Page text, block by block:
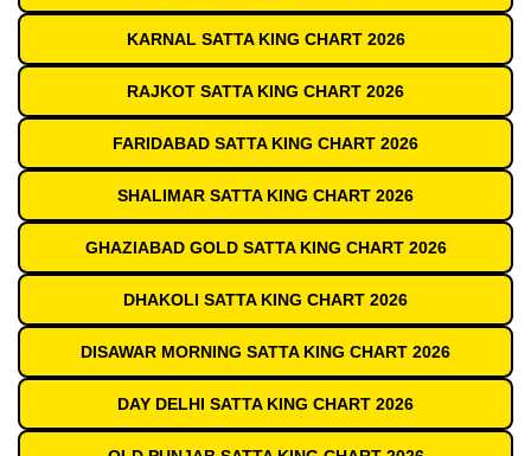
KARNAL SATTA KING CHART 2026
RAJKOT SATTA KING CHART 2026
FARIDABAD SATTA KING CHART 2026
SHALIMAR SATTA KING CHART 2026
GHAZIABAD GOLD SATTA KING CHART 2026
DHAKOLI SATTA KING CHART 2026
DISAWAR MORNING SATTA KING CHART 2026
DAY DELHI SATTA KING CHART 2026